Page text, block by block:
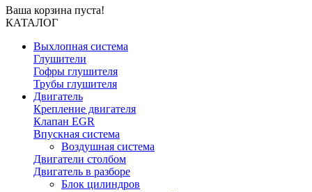
Ваша корзина пуста!
КАТАЛОГ
Выхлопная система
Глушители
Гофры глушителя
Трубы глушителя
Двигатель
Крепление двигателя
Клапан EGR
Впускная система
Воздушная система
Двигатели столбом
Двигатель в разборе
Блок цилиндров